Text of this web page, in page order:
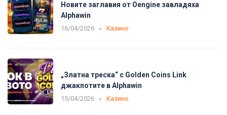
Новите заглавия от Oengine завладяха
Alphawin
16/04/2026 Казино
„Златна треска“ с Golden Coins Link
джакпотите в Alphawin
15/04/2026 Казино